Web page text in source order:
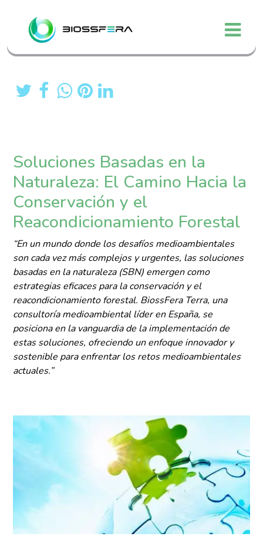
Soluciones Basadas en la
Naturaleza: El Camino Hacia la
Conservación y el
Reacondicionamiento Forestal
“En un mundo donde los desafíos medioambientales
son cada vez más complejos y urgentes, las soluciones
basadas en la naturaleza (SBN) emergen como
estrategias eficaces para la conservación y el
reacondicionamiento forestal. BiossFera Terra, una
consultoría medioambiental líder en España, se
posiciona en la vanguardia de la implementación de
estas soluciones, ofreciendo un enfoque innovador y
sostenible para enfrentar los retos medioambientales
actuales.”